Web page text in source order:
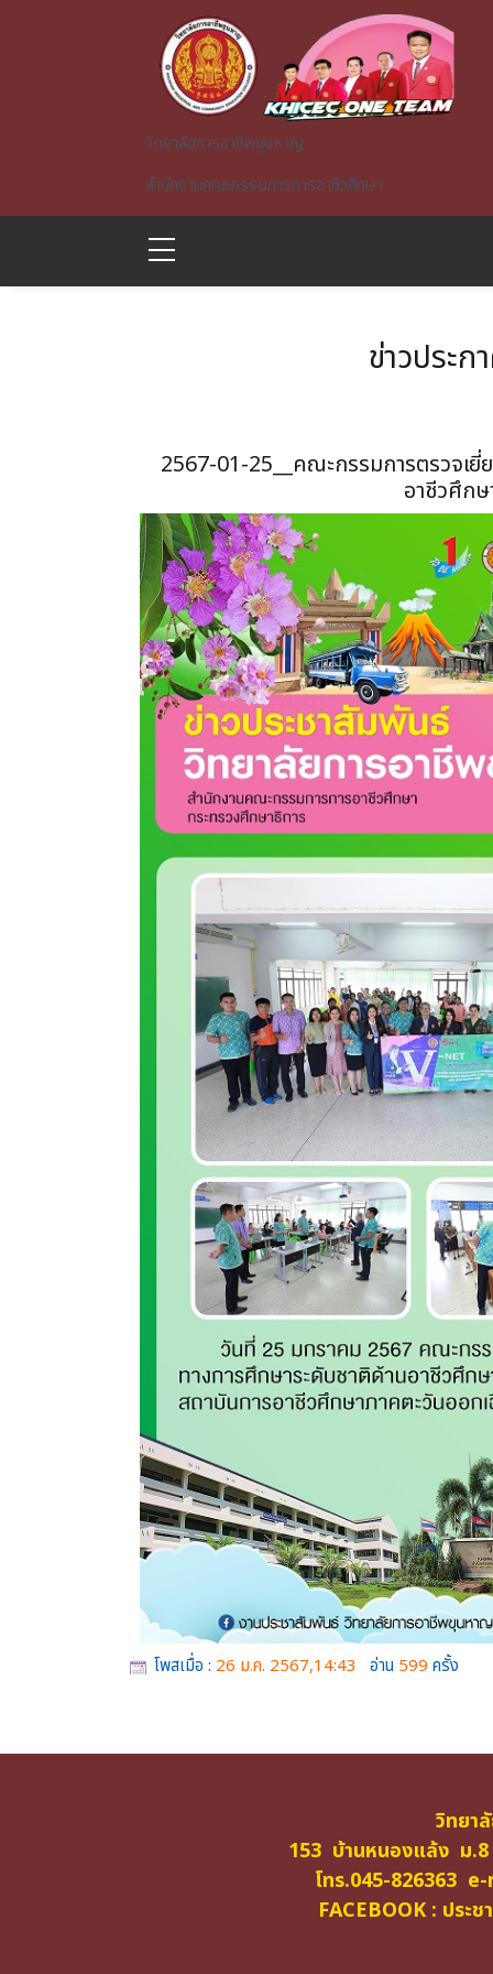
วิทยาลัยการอาชีพขุนหาญ
สำนักงานคณะกรรมการการอาชีวศึกษา
ข่าวประ
2567-01-25__คณะกรรมการตรวจเ
อาชีวศึกษ
โพสเมื่อ : 26 ม.ค. 2567,14:43 อ่าน 599 ครั้ง
วิทยา
153 บ้านหนองแล้ง ม
โทร.045-826363
FACEBOOK : ประ